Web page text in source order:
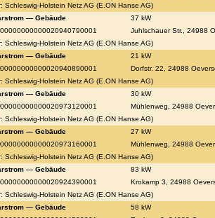
Schleswig-Holstein Netz AG (E.ON Hanse AG)
— Gebäude
37 kW
Juhlschauer Str., 24988
Schleswig-Holstein Netz AG (E.ON Hanse AG)
— Gebäude
21 kW
Dorfstr. 22, 24988
Schleswig-Holstein Netz AG (E.ON Hanse AG)
— Gebäude
30 kW
Mühlenweg, 24988
Schleswig-Holstein Netz AG (E.ON Hanse AG)
— Gebäude
27 kW
Mühlenweg, 24988
Schleswig-Holstein Netz AG (E.ON Hanse AG)
— Gebäude
83 kW
Krokamp 3, 24988
Schleswig-Holstein Netz AG (E.ON Hanse AG)
— Gebäude
58 kW